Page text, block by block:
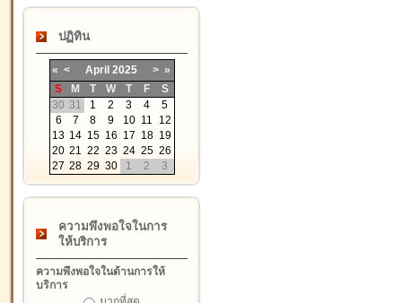
ปฏิทิน
« < April 2025 > »
S
M T W T F
S
30 31 1 2 3 4
5
6
7 8 9 10 11
12
13 14 15 16 17 18 19
20 21 22 23 24 25 26
27 28 29 30 1 2 3
ความพึงพอใจในการ
ให้บริการ
ความพึงพอใจในด้านการให้
บริการ